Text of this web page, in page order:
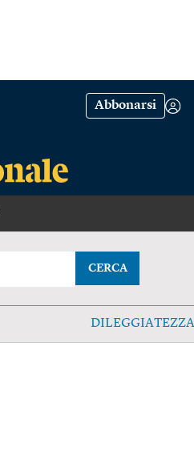
Abbonarsi
CERCA
DILEGGIATEZZA